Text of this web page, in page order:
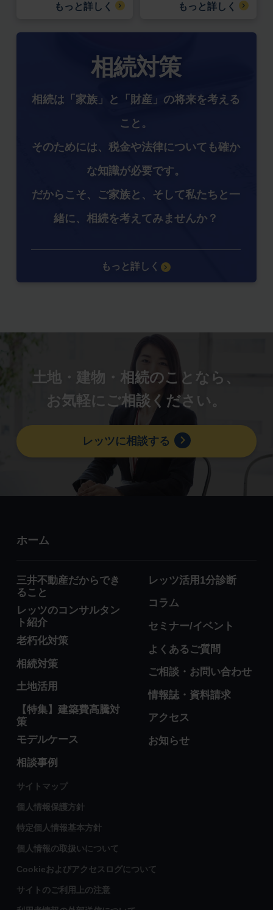
もっと詳しく もっと詳しく
相続対策
相続は「家族」と「財産」の将来を考える
こと。
そのためには、税金や法律についても確か
な知識が必要です。
だからこそ、ご家族と、そして私たちと一
緒に、相続を考えてみませんか？
もっと詳しく
土地・建物・相続のことなら、
お気軽にご相談ください。
レッツに相談する
ホーム
三井不動産だからでき
ること
レッツのコンサルタン
ト紹介
老朽化対策
相続対策
土地活用
【特集】建築費高騰対
策
モデルケース
相談事例
レッツ活用1分診断
コラム
セミナー/イベント
よくあるご質問
ご相談・お問い合わせ
情報誌・資料請求
アクセス
お知らせ
サイトマップ
個人情報保護方針
特定個人情報基本方針
個人情報の取扱いについて
Cookieおよびアクセスログについて
サイトのご利用上の注意